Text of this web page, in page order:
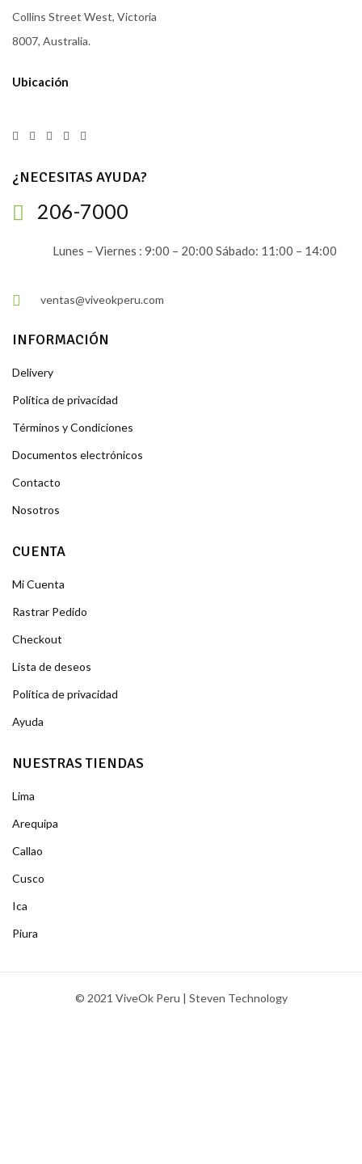
Collins Street West, Victoria
8007, Australia.
Ubicación
¿NECESITAS AYUDA?
206-7000
Lunes – Viernes : 9:00 – 20:00 Sábado: 11:00 – 14:00
ventas@viveokperu.com
INFORMACIÓN
Delivery
Política de privacidad
Términos y Condiciones
Documentos electrónicos
Contacto
Nosotros
CUENTA
Mi Cuenta
Rastrar Pedido
Checkout
Lista de deseos
Política de privacidad
Ayuda
NUESTRAS TIENDAS
Lima
Arequipa
Callao
Cusco
Ica
Piura
© 2021 ViveOk Peru | Steven Technology